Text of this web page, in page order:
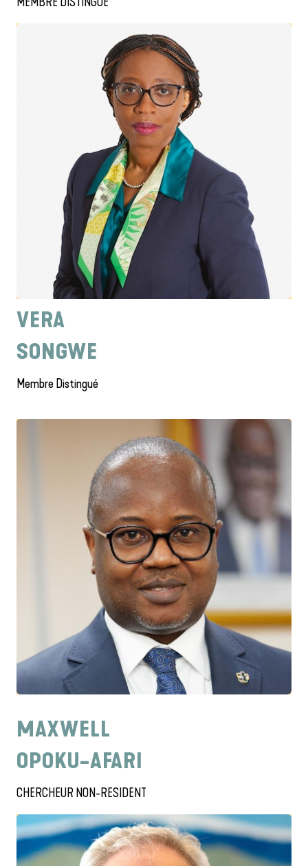
VERA
SONGWE
Membre Distingué
MAXWELL
OPOKU-AFARI
CHERCHEUR NON-RESIDENT